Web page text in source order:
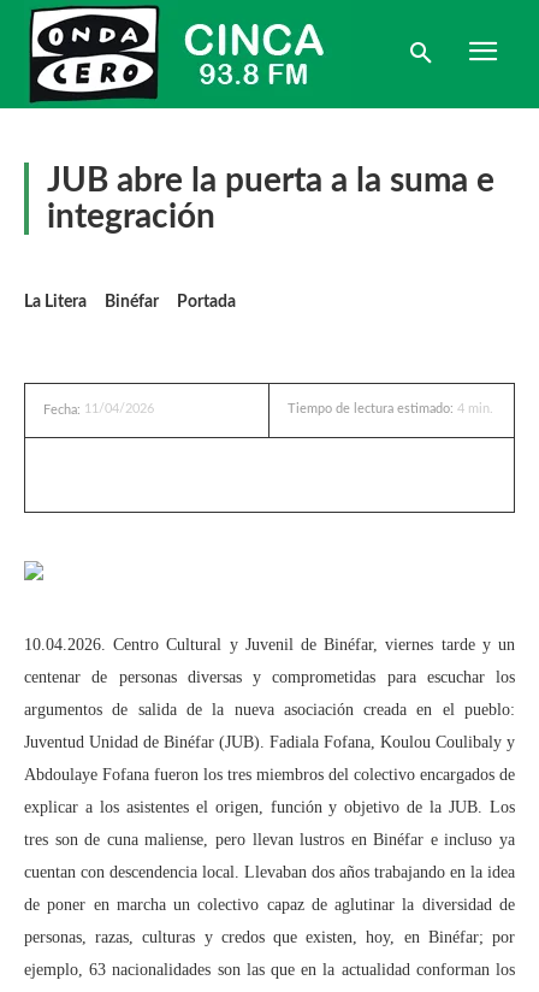
JUB abre la puerta a la suma e
integración
La Litera Binéfar Portada
Fecha: 11/04/2026 Tiempo de lectura estimado: 4 min.
10.04.2026. Centro Cultural y Juvenil de Binéfar, viernes tarde y un
centenar de personas diversas y comprometidas para escuchar los
argumentos de salida de la nueva asociación creada en el pueblo:
Juventud Unidad de Binéfar (JUB). Fadiala Fofana, Koulou Coulibaly y
Abdoulaye Fofana fueron los tres miembros del colectivo encargados de
explicar a los asistentes el origen, función y objetivo de la JUB. Los
tres son de cuna maliense, pero llevan lustros en Binéfar e incluso ya
cuentan con descendencia local. Llevaban dos años trabajando en la idea
de poner en marcha un colectivo capaz de aglutinar la diversidad de
personas, razas, culturas y credos que existen, hoy, en Binéfar; por
ejemplo, 63 nacionalidades son las que en la actualidad conforman los